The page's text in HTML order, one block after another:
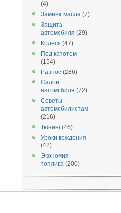
(4)
Замена масла (7)
Защита
автомобиля (29)
Колеса (47)
Под капотом
(154)
Разное (286)
Салон
автомобиля (72)
Советы
автомобилистам
(216)
Тюнинг (46)
Уроки вождения
(42)
Экономия
топлива (200)